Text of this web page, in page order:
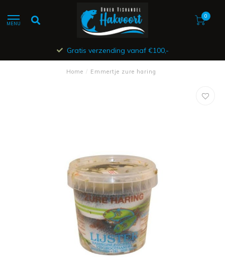
MENU
0
Gratis verzending vanaf €100,-
Home / Emmertje zure haring